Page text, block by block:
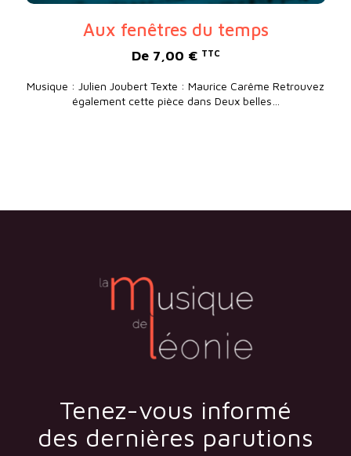
Aux fenêtres du temps
De 7,00 € TTC
Musique : Julien Joubert Texte : Maurice Carême Retrouvez
également cette pièce dans Deux belles…
Tenez-vous informé
des dernières parutions